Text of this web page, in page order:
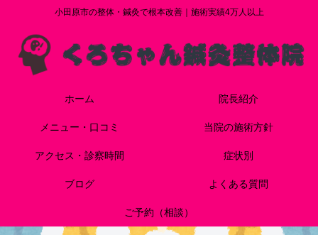
小田原市の整体・鍼灸で根本改善｜施術実績4万人以上
ホーム 院長紹介
メニュー・口コミ 当院の施術方針
アクセス・診察時間 症状別
ブログ よくある質問
ご予約（相談）